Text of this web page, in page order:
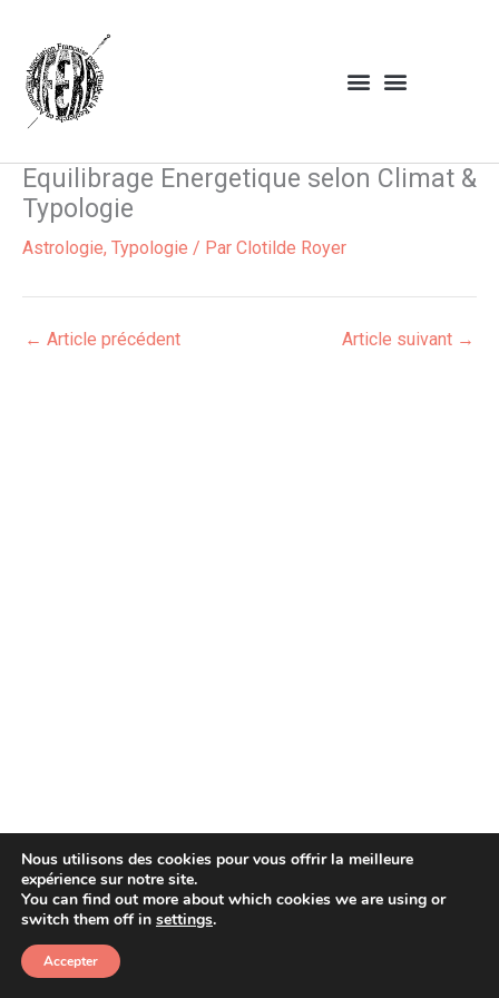
contenu
Equilibrage Energetique selon Climat &
Typologie
Astrologie, Typologie / Par Clotilde Royer
← Article précédent Article suivant →
Copyright © 2026 Afera
Nous utilisons des cookies pour vous offrir la meilleure
expérience sur notre site.
You can find out more about which cookies we are using or
switch them off in settings.
Accepter